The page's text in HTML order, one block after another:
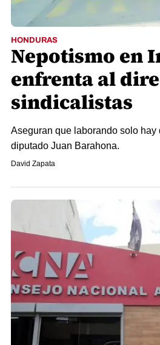
HONDURAS
Nepotismo en
enfrenta al
sindicalistas
Aseguran que laborando solo hay
diputado Juan Barahona.
David Zapata